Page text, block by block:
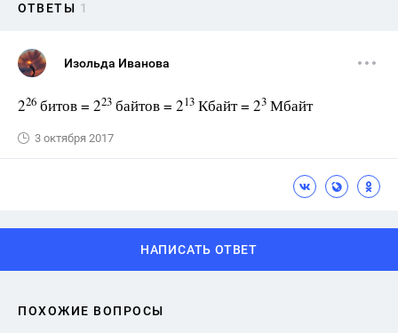
ОТВЕТЫ 1
Изольда Иванова
226 битов = 223 байтов = 213 Кбайт = 23 Мбайт
3 октября 2017
НАПИСАТЬ ОТВЕТ
ПОХОЖИЕ ВОПРОСЫ